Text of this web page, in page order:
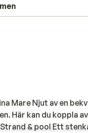
Mare Njut av en
Här kan du koppla
& pool Ett